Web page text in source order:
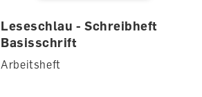
Leseschlau - Schreibheft
Basisschrift
Arbeitsheft